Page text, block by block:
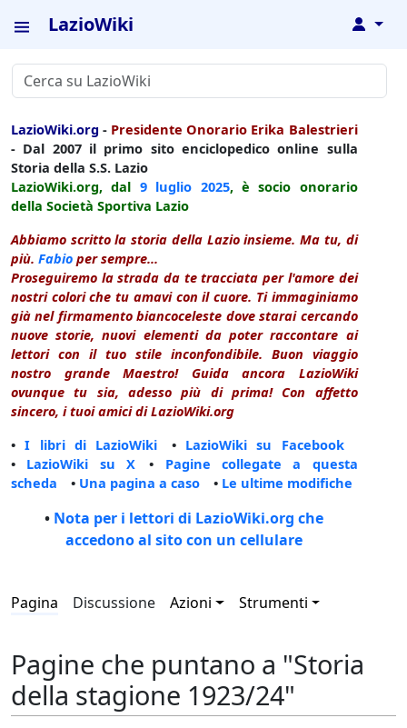
LazioWiki ↓
LazioWiki.org - Presidente Onorario Erika Balestrieri
- Dal 2007 il primo sito enciclopedico online sulla
Storia della S.S. Lazio
LazioWiki.org, dal 9 luglio 2025, è socio onorario
della Società Sportiva Lazio
Abbiamo scritto la storia della Lazio insieme. Ma tu, di
più. Fabio per sempre...
Proseguiremo la strada da te tracciata per l'amore dei
nostri colori che tu amavi con il cuore. Ti immaginiamo
già nel firmamento biancoceleste dove starai cercando
nuove storie, nuovi elementi da poter raccontare ai
lettori con il tuo stile inconfondibile. Buon viaggio
nostro grande Maestro! Guida ancora LazioWiki
ovunque tu sia, adesso più di prima! Con affetto
sincero, i tuoi amici di LazioWiki.org
•I libri di LazioWiki • LazioWiki su Facebook
• LazioWiki su X • Pagine collegate a questa
scheda • Una pagina a caso • Le ultime modifiche
• Nota per i lettori di LazioWiki.org che
accedono al sito con un cellulare
Pagina Discussione Azioni Strumenti
Pagine che puntano a "Storia
della stagione 1923/24"